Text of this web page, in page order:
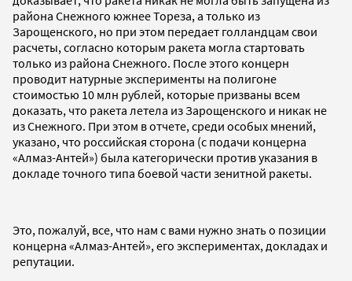
района Снежного южнее Тореза, а только из
Зарощенского, но при этом передает голландцам свои
расчеты, согласно которым ракета могла стартовать
только из района Снежного. После этого концерн
проводит натурные эксперименты на полигоне
стоимостью 10 млн рублей, которые призваны всем
доказать, что ракета летела из Зарощенского и никак не
из Снежного. При этом в отчете, среди особых мнений,
указано, что российская сторона (с подачи концерна
«Алмаз-Антей») была категорически против указания в
докладе точного типа боевой части зенитной ракеты.
Это, пожалуй, все, что нам с вами нужно знать о позиции
концерна «Алмаз-Антей», его экспериментах, докладах и
репутации.